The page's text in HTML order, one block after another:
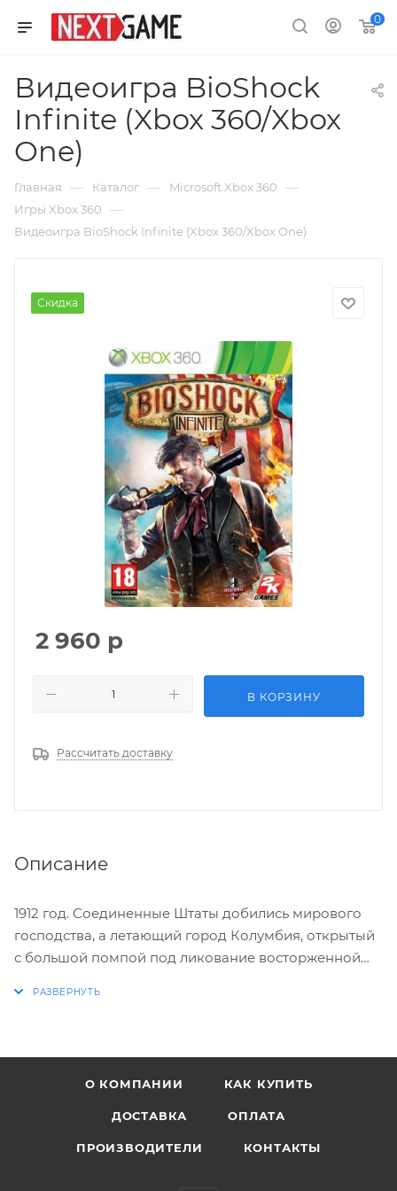
0
Видеоигра BioShock
Infinite (Xbox 360/Xbox
One)
Главная — Каталог — Microsoft Xbox 360 —
Игры Xbox 360 —
Видеоигра BioShock Infinite (Xbox 360/Xbox One)
Скидка
2 960 р
В КОРЗИНУ
Рассчитать доставку
Описание
1912 год. Соединенные Штаты добились мирового
господства, а летающий город Колумбия, открытый
с большой помпой под ликование восторженной
улетучилось бесследно… В этой полной загадок
истории главная роль отводится бывшему сыщику
послан в Колумбию с целью разыскать и освободить
О КОМПАНИИ КАК КУПИТЬ
ДОСТАВКА ОПЛАТА
ПРОИЗВОДИТЕЛИ КОНТАКТЫ